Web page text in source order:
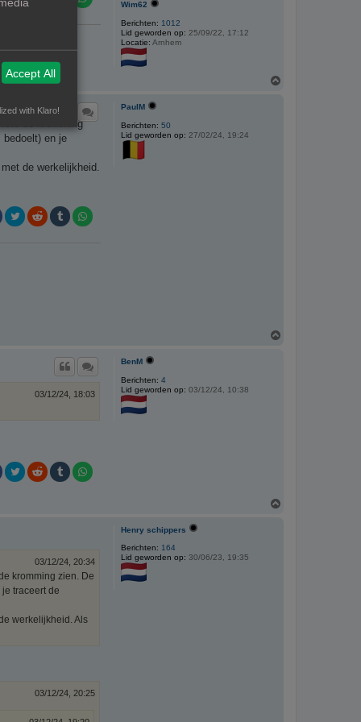
Wim62
Berichten: 1012
Lid geworden op: 25/09/22, 17:12
Locatie: Arnhem
PaulM
Berichten: 50
Lid geworden op: 27/02/24, 19:24
de kromming
bedoelt) en je
de werkelijkheid.
BenM
Berichten: 4
Lid geworden op: 03/12/24, 10:38
03/12/24, 18:03
Henry schippers
Berichten: 164
Lid geworden op: 30/06/23, 19:35
03/12/24, 20:34
kromming zien. De
traceert de
werkelijkheid. Als
03/12/24, 20:25
Accept All
with Klaro!